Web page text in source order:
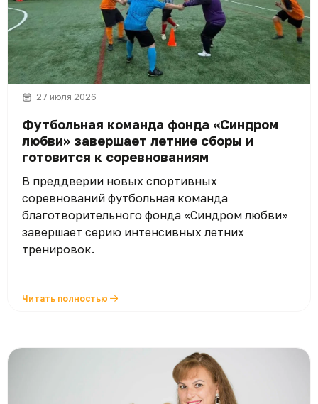
27 июля 2026
Футбольная команда фонда «Синдром
любви» завершает летние сборы и
готовится к соревнованиям
В преддверии новых спортивных
соревнований футбольная команда
благотворительного фонда «Синдром любви»
завершает серию интенсивных летних
тренировок.
Читать полностью